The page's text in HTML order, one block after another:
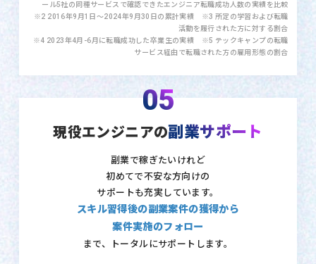
ール5社の同種サービスで確認できたエンジニア転職成功人数の実績を比較
※2 2016年9月1日〜2024年9月30日の累計実績 ※3 所定の学習および転職
活動を履行された方に対する割合
※4 2023年4月-6月に転職成功した卒業生の実績 ※5 テックキャンプの転職
サービス経由で転職された方の雇用形態の割合
05
現役エンジニアの副業サポート
副業で稼ぎたいけれど
初めてで不安な方向けの
サポートも充実しています。
スキル習得後の副業案件の獲得から
案件実施のフォロー
まで、トータルにサポートします。